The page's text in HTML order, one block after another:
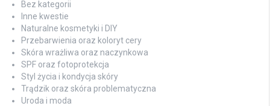
Bez kategorii
Inne kwestie
Naturalne kosmetyki i DIY
Przebarwienia oraz koloryt cery
Skóra wrażliwa oraz naczynkowa
SPF oraz fotoprotekcja
Styl życia i kondycja skóry
Trądzik oraz skóra problematyczna
Uroda i moda